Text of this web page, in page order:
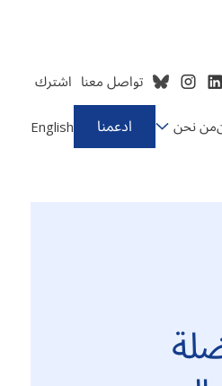
تواصل معنا اشترك
من نحن ادعمنا English